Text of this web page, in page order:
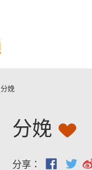
分娩
分娩
分享：